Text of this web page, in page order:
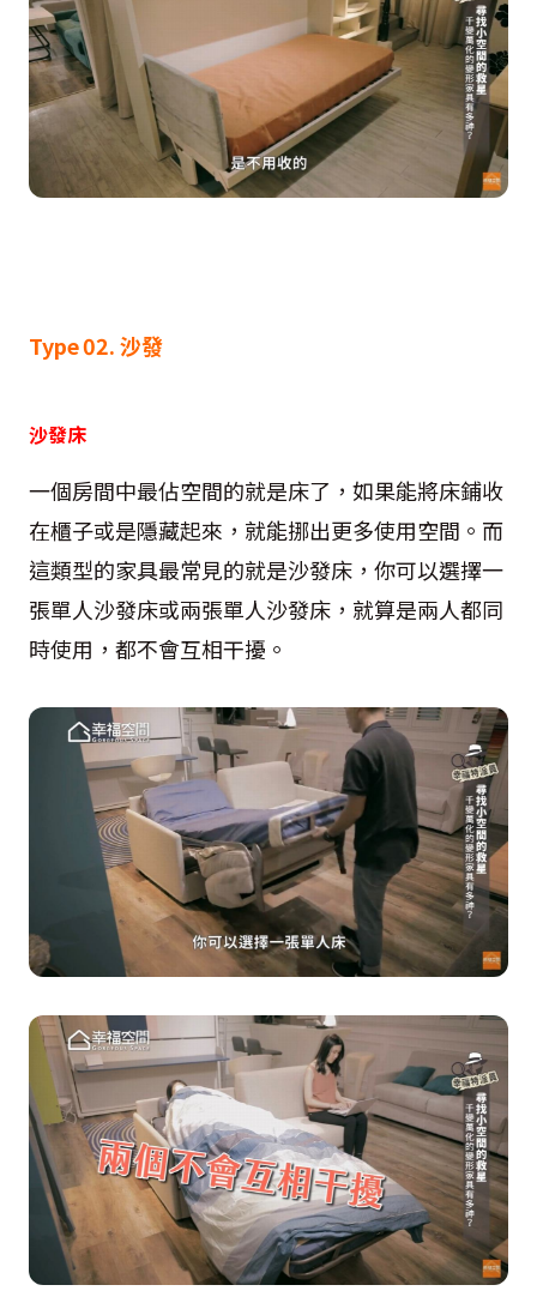
Type 02. 沙發
沙發床
一個房間中最佔空間的就是床了，如果能將床鋪收
在櫃子或是隱藏起來，就能挪出更多使用空間。而
這類型的家具最常見的就是沙發床，你可以選擇一
張單人沙發床或兩張單人沙發床，就算是兩人都同
時使用，都不會互相干擾。